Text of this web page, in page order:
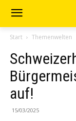
Start Themenwelten
auf!
15/03/2025